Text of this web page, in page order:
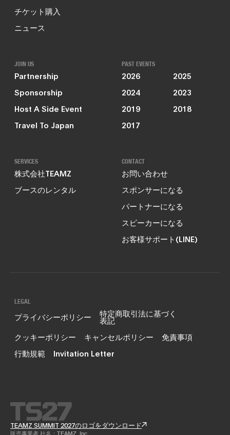
チケット購入
ニュース
JOIN US
Partnership
Sponsorship
Host A Side Event
Travel To Japan
PAST EVENTS
2026
2025
2024
2023
2019
2018
2017
SERVICES
株式会社TEAMZ
ブースのレンタル
CONTACT
お問い合わせ
スポンサーになる
パートナーになる
スピーカーになる
お客様サポート(LINE)
LEGAL
プライバシーポリシー 特定商取引法に基づく
表記
クッキーポリシー
キャンセルポリシー
免責事項
行動規範
Invitation Letter
TEAMZ SUMMIT 2027のロゴをダウンロード